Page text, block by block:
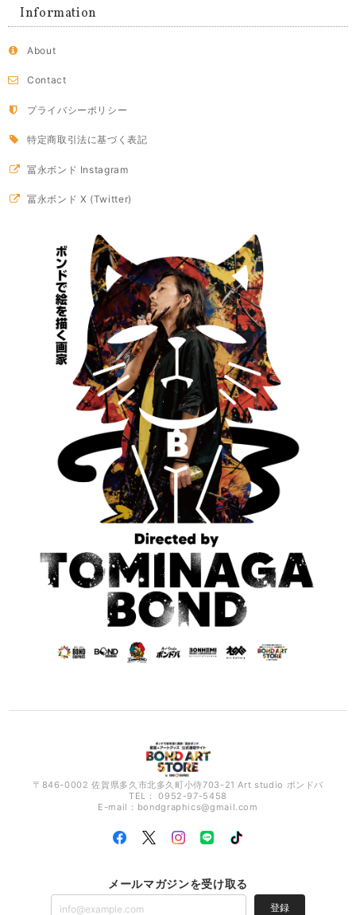
Information
About
Contact
プライバシーポリシー
特定商取引法に基づく表記
冨永ボンド Instagram
冨永ボンド X (Twitter)
〒846-0002 佐賀県多久市北多久町小侍703-21 Art studio ボンドバ
TEL： 0952-97-5458
E-mail： bondgraphics@gmail.com
メールマガジンを受け取る
登録